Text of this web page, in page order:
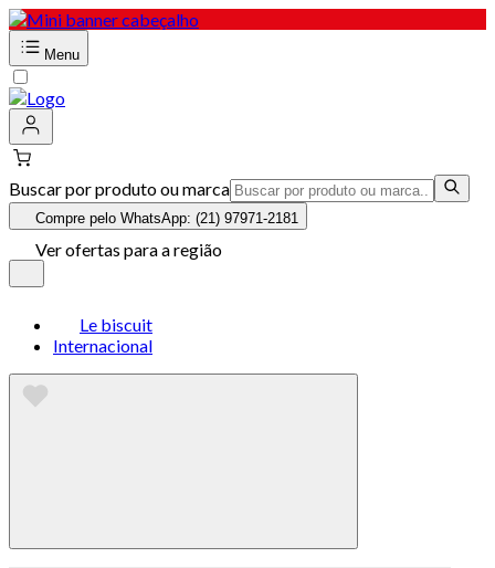
Menu
Buscar por produto ou marca
Compre pelo WhatsApp: (21) 97971-2181
Ver ofertas para a região
Le biscuit
Internacional